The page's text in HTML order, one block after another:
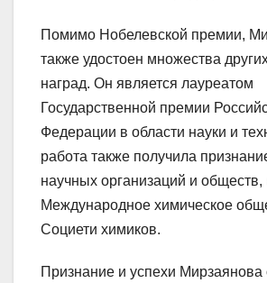
Помимо Нобелевской премии,
также удостоен множества
наград. Он является лауреатом
Государственной премии
Федерации в области науки и
работа также получила
научных организаций и обществ,
Международное химическое
Социети химиков.
Признание и успехи Мирзаянова